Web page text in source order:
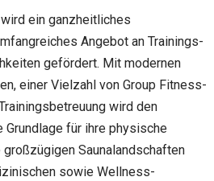
ein ganzheitliches
Angebot an Trainings-
gefördert. Mit modernen
einer Vielzahl von Group Fitness-
wird den
für ihre physische
Saunalandschaften
sowie Wellness-